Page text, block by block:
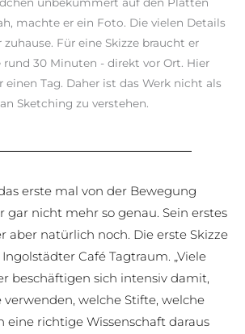
machte er ein Foto. Die vielen Details
Für eine Skizze braucht er
rund 30 Minuten - direkt vor Ort. Hier
einen Tag. Daher ist das Werk nicht als
Sketching zu verstehen.
erste mal von der Bewegung
gar nicht mehr so genau. Sein erstes
aber natürlich noch. Die erste Skizze
Café Tagtraum. „Viele
beschäftigen sich intensiv damit,
verwenden, welche Stifte, welche
eine richtige Wissenschaft daraus